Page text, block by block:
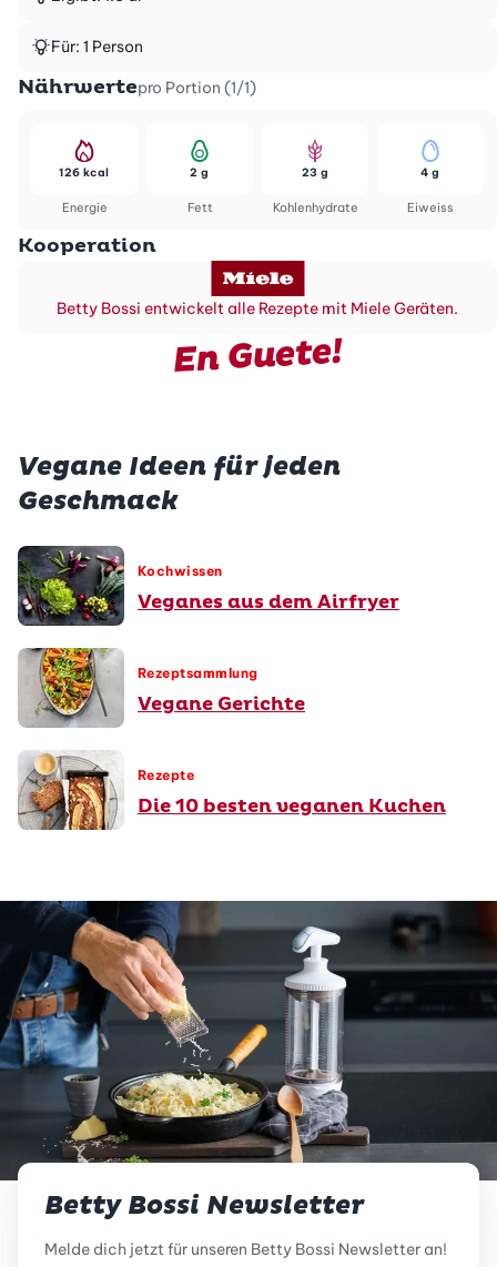
Für: 1 Person
Nährwertepro Portion (1/1)
Energie
126 kcal
Fett
2 g
Kohlenhydrate
23 g
Eiweiss
4 g
Kooperation
Betty Bossi entwickelt alle Rezepte mit Miele Geräten.
En Guete!
Vegane Ideen für jeden
Geschmack
Kochwissen
Veganes aus dem Airfryer
Rezeptsammlung
Vegane Gerichte
Rezepte
Die 10 besten veganen Kuchen
Betty Bossi Newsletter
Melde dich jetzt für unseren Betty Bossi Newsletter an!